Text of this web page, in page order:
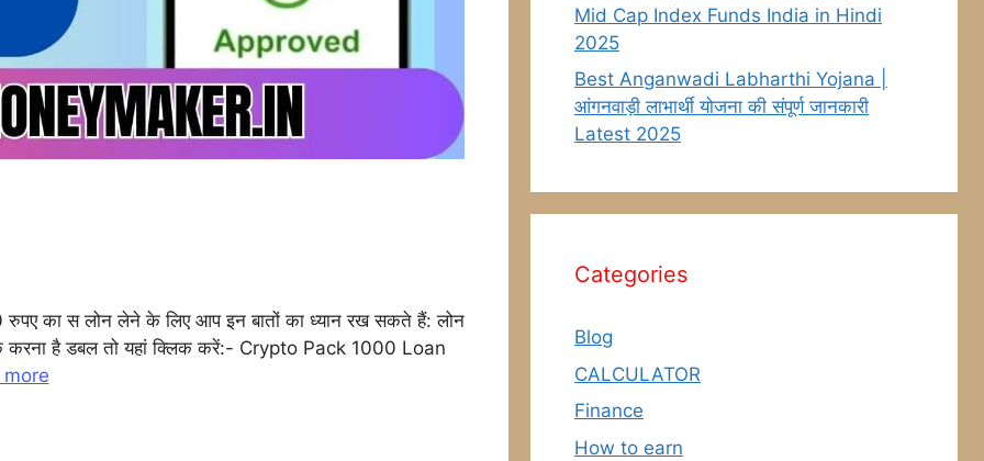
का स लोन लेने के लिए आप इन बातों का ध्यान रख सकते हैं: लोन
करना है डबल तो यहां क्लिक करें:- Crypto Pack 1000 Loan
more
Mid Cap Index Funds India in Hindi
2025
Best Anganwadi Labharthi Yojana |
आंगनवाड़ी लाभार्थी योजना की संपूर्ण जानकारी
Latest 2025
Categories
Blog
CALCULATOR
Finance
How to earn